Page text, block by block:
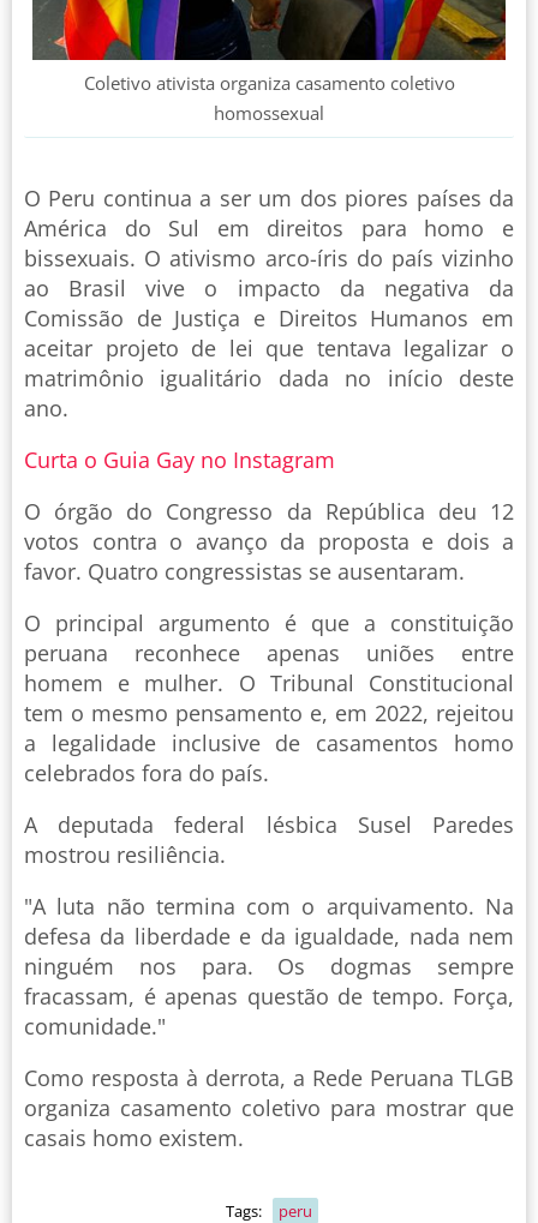
Coletivo ativista organiza casamento coletivo
homossexual
O Peru continua a ser um dos piores países da
América do Sul em direitos para homo e
bissexuais. O ativismo arco-íris do país vizinho
ao Brasil vive o impacto da negativa da
Comissão de Justiça e Direitos Humanos em
aceitar projeto de lei que tentava legalizar o
matrimônio igualitário dada no início deste
ano.
Curta o Guia Gay no Instagram
O órgão do Congresso da República deu 12
votos contra o avanço da proposta e dois a
favor. Quatro congressistas se ausentaram.
O principal argumento é que a constituição
peruana reconhece apenas uniões entre
homem e mulher. O Tribunal Constitucional
tem o mesmo pensamento e, em 2022, rejeitou
a legalidade inclusive de casamentos homo
celebrados fora do país.
A deputada federal lésbica Susel Paredes
mostrou resiliência.
"A luta não termina com o arquivamento. Na
defesa da liberdade e da igualdade, nada nem
ninguém nos para. Os dogmas sempre
fracassam, é apenas questão de tempo. Força,
comunidade."
Como resposta à derrota, a Rede Peruana TLGB
organiza casamento coletivo para mostrar que
casais homo existem.
Tags: peru